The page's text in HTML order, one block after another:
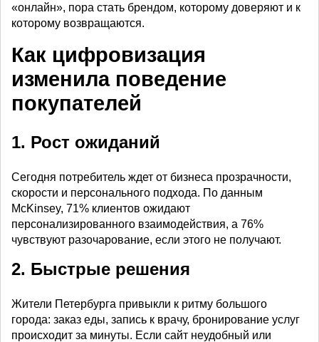
«онлайн», пора стать брендом, которому доверяют и к
которому возвращаются.
Как цифровизация
изменила поведение
покупателей
1. Рост ожиданий
Сегодня потребитель ждет от бизнеса прозрачности,
скорости и персонального подхода. По данным
McKinsey, 71% клиентов ожидают
персонализированного взаимодействия, а 76%
чувствуют разочарование, если этого не получают.
2. Быстрые решения
Жители Петербурга привыкли к ритму большого
города: заказ еды, запись к врачу, бронирование услуг
происходит за минуты. Если сайт неудобный или